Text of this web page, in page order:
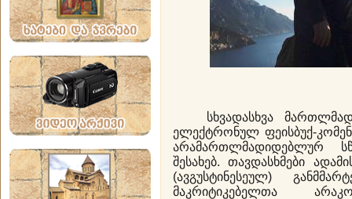
სხვადასხვა
ელექტრონულ ფეისბუქ-
არამართლმადიდებლურ
შესახებ. თავდასხმები
(ავგუსტინესეულ)
მაკრიტიკებელთა